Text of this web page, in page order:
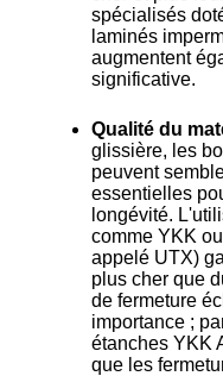
spécialisés
laminés
augmentent
significative.
Qualité du
glissière, les
peuvent
essentielles
longévité.
comme YKK
appelé UTX)
plus cher que
de fermeture
importance ;
étanches YKK
que les